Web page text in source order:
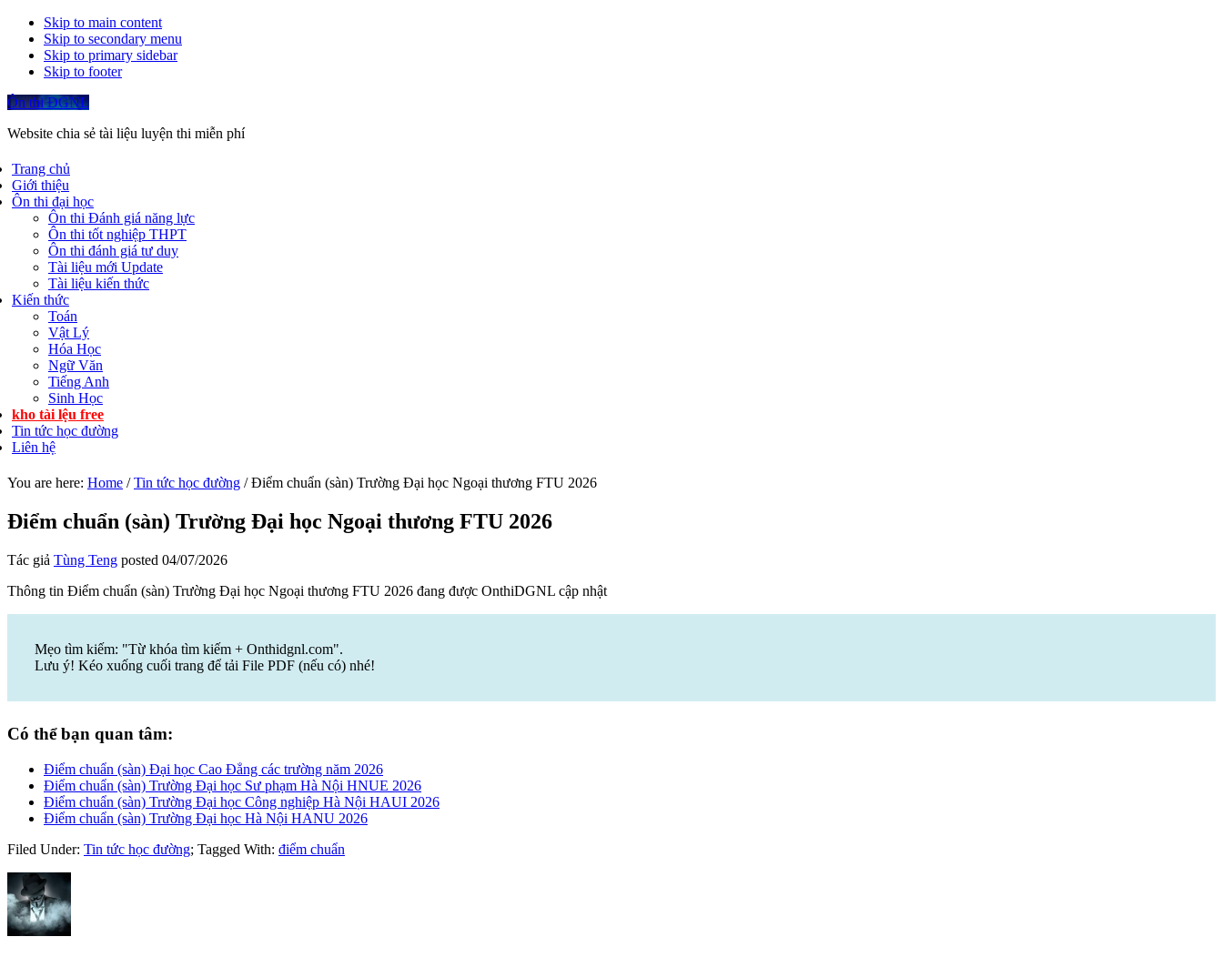
Skip to main content
Skip to secondary menu
Skip to primary sidebar
Skip to footer
Ôn thi ĐGNL
Website chia sẻ tài liệu luyện thi miễn phí
Trang chủ
Giới thiệu
Ôn thi đại học
Ôn thi Đánh giá năng lực
Ôn thi tốt nghiệp THPT
Ôn thi đánh giá tư duy
Tài liệu mới Update
Tài liệu kiến thức
Kiến thức
Toán
Vật Lý
Hóa Học
Ngữ Văn
Tiếng Anh
Sinh Học
kho tài lệu free
Tin tức học đường
Liên hệ
You are here: Home / Tin tức học đường /Điểm chuẩn (sàn) Trường Đại học Ngoại thương FTU 2026
Điểm chuẩn (sàn) Trường Đại học Ngoại thương FTU 2026
Tác giả Tùng Teng posted 04/07/2026
Thông tin Điểm chuẩn (sàn) Trường Đại học Ngoại thương FTU 2026 đang được OnthiDGNL cập nhật
Mẹo tìm kiếm: "Từ khóa tìm kiếm + Onthidgnl.com".
Lưu ý! Kéo xuống cuối trang để tải File PDF (nếu có) nhé!
Có thể bạn quan tâm:
Điểm chuẩn (sàn) Đại học Cao Đẳng các trường năm 2026
Điểm chuẩn (sàn) Trường Đại học Sư phạm Hà Nội HNUE 2026
Điểm chuẩn (sàn) Trường Đại học Công nghiệp Hà Nội HAUI 2026
Điểm chuẩn (sàn) Trường Đại học Hà Nội HANU 2026
Filed Under: Tin tức học đường; Tagged With: điểm chuẩn